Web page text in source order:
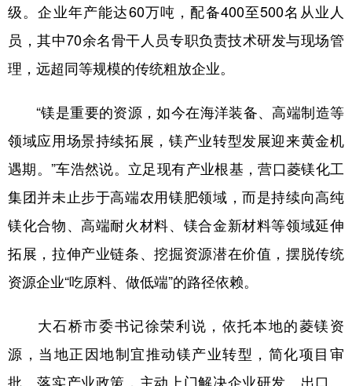
级。企业年产能达60万吨，配备400至500名从业人
员，其中70余名骨干人员专职负责技术研发与现场管
理，远超同等规模的传统粗放企业。
“镁是重要的资源，如今在海洋装备、高端制造等
领域应用场景持续拓展，镁产业转型发展迎来黄金机
遇期。”车浩然说。立足现有产业根基，营口菱镁化工
集团并未止步于高端农用镁肥领域，而是持续向高纯
镁化合物、高端耐火材料、镁合金新材料等领域延伸
拓展，拉伸产业链条、挖掘资源潜在价值，摆脱传统
资源企业“吃原料、做低端”的路径依赖。
大石桥市委书记徐荣利说，依托本地的菱镁资
源，当地正因地制宜推动镁产业转型，简化项目审
批、落实产业政策，主动上门解决企业研发、出口、